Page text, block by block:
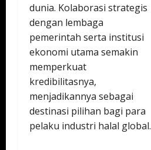
dunia. Kolaborasi strategis
dengan lembaga
pemerintah serta institusi
ekonomi utama semakin
memperkuat
kredibilitasnya,
menjadikannya sebagai
destinasi pilihan bagi para
pelaku industri halal global.